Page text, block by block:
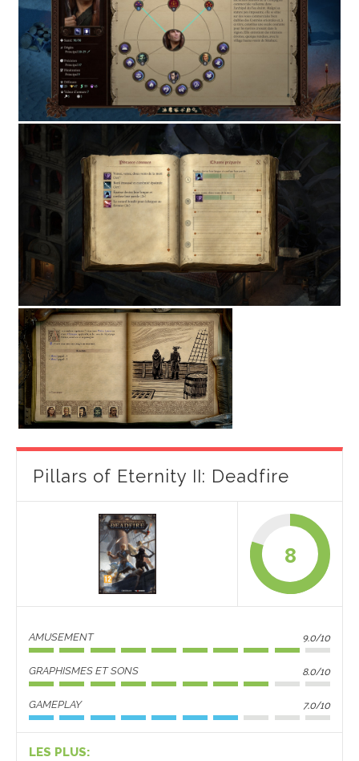
Pillars of Eternity II: Deadfire
8
AMUSEMENT 9.0/10
GRAPHISMES ET SONS 8.0/10
GAMEPLAY 7.0/10
LES PLUS: